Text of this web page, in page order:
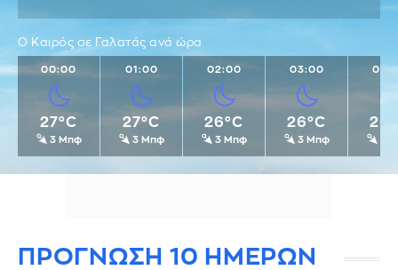
Ο Καιρός σε Γαλατάς ανά ώρα
00:00
27°C
3 Μπφ
01:00
27°C
3 Μπφ
02:00
26°C
3 Μπφ
03:00
26°C
3 Μπφ
ΠΡΟΓΝΩΣΗ 10 ΗΜΕΡΩΝ